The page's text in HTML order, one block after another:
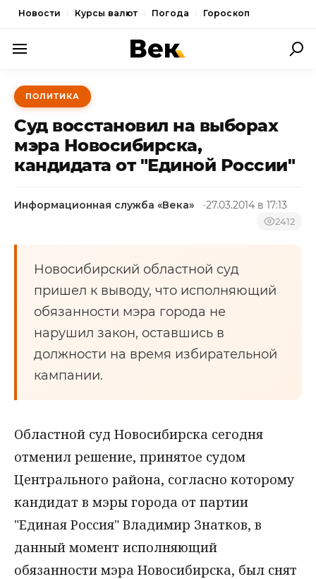
Новости Курсы валют Погода Гороскоп
ПОЛИТИКА
ЭКОНОМИКА
ОБЩЕСТВО
СПОРТ
ПОЛИТИКА
Суд восстановил на выборах
мэра Новосибирска,
кандидата от "Единой России"
Информационная служба «Века» 27.03.2014 в 17:13
2412
Новосибирский областной суд
пришел к выводу, что исполняющий
обязанности мэра города не
нарушил закон, оставшись в
должности на время избирательной
кампании.
Областной суд Новосибирска сегодня
отменил решение, принятое судом
Центрального района, согласно которому
кандидат в мэры города от партии
"Единая Россия" Владимир Знатков, в
данный момент исполняющий
обязанности мэра Новосибирска, был снят